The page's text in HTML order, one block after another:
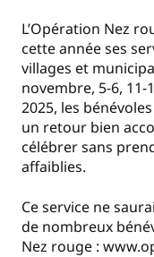
L’Opération Nez
cette année ses
villages et
novembre, 5-6, 11-
2025, les
un retour bien
célébrer sans
affaiblies.
Ce service ne
de nombreux
Nez rouge :